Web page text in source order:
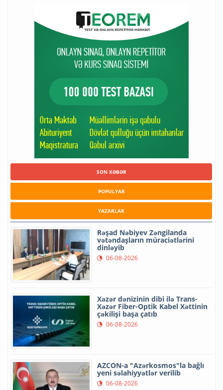
SON XƏBƏR
POPULYAR
YAZARLAR
Rəşad Nəbiyev Zəngilanda
vətəndaşların müraciətlərini
dinləyib
06-08-2026
Xəzər dənizinin dibi ilə Trans-
Xəzər Fiber-Optik Kabel Xəttinin
çəkilişi başa çatıb
06-08-2026
AZCON-a "Azərkosmos"la bağlı
yeni səlahiyyətlər verilib
06-08-2026